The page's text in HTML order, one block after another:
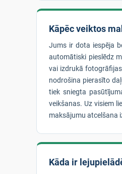
Kāpēc veiktos
Jums ir dota iespēja
automātiski pieslēdz
vai izdrukā
nodrošina pierasīto
tiek sniegta
veikšanas. Uz visiem
maksājumu atcelšana
Kāda ir